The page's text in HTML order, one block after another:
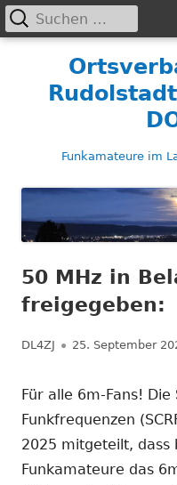
Funkamateure im
Primäres
nach:
50 MHz in
freigegeben:
Autor
DL4ZJ Veröffentlicht
25. September
Für alle 6m-Fans!
Funkfrequenzen
2025 mitgeteilt, dass
Funkamateure das